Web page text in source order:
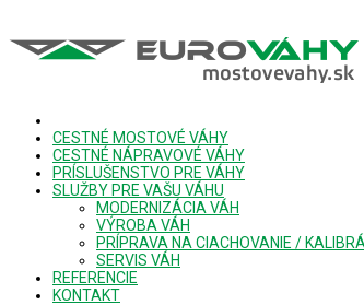
CESTNÉ MOSTOVÉ VÁHY
CESTNÉ NÁPRAVOVÉ VÁHY
PRÍSLUŠENSTVO PRE VÁHY
SLUŽBY PRE VAŠU VÁHU
MODERNIZÁCIA VÁH
VÝROBA VÁH
PRÍPRAVA NA CIACHOVANIE /
SERVIS VÁH
REFERENCIE
KONTAKT